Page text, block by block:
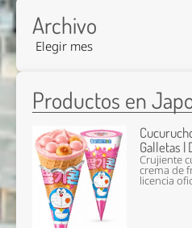
Archivo
Productos en
Galletas |
Crujiente
crema de
licencia